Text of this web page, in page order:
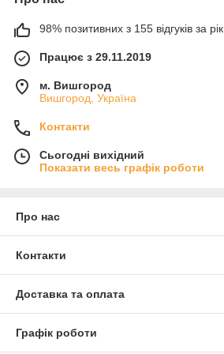
98% позитивних з 155 відгуків за рік
Працює з 29.11.2019
м. Вишгород
Вишгород, Україна
Контакти
Сьогодні вихідний
Показати весь графік роботи
Про нас
Контакти
Доставка та оплата
Графік роботи